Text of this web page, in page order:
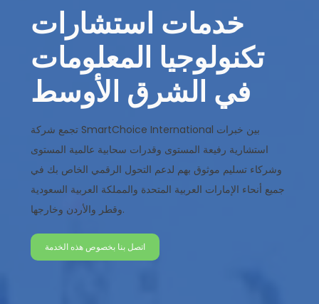
خدمات استشارات
تكنولوجيا المعلومات
في الشرق الأوسط
تجمع شركة SmartChoice International بين خبرات
استشارية رفيعة المستوى وقدرات سحابية عالمية المستوى
وشركاء تسليم موثوق بهم لدعم التحول الرقمي الخاص بك في
جميع أنحاء الإمارات العربية المتحدة والمملكة العربية السعودية
وقطر والأردن وخارجها.
اتصل بنا بخصوص هذه الخدمة